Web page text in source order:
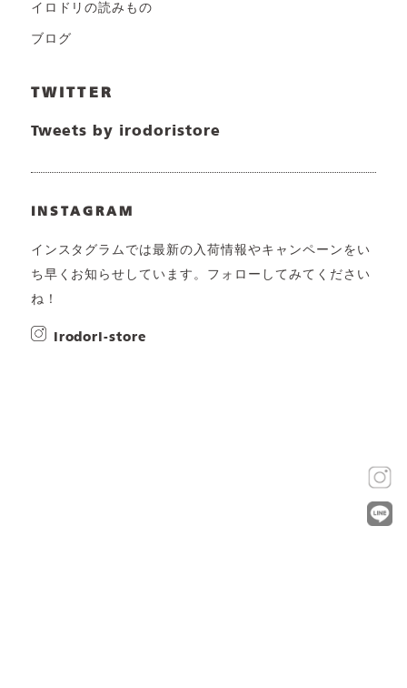
イロドリの読みもの
ブログ
TWITTER
Tweets by irodoristore
INSTAGRAM
インスタグラムでは最新の入荷情報やキャンペーンをい
ち早くお知らせしています。フォローしてみてください
ね！
irodori-store